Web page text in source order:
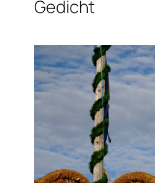
Gedicht